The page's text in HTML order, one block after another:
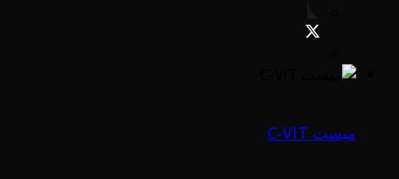
ميست C-VIT